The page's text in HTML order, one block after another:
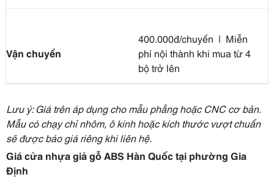
Vận chuyển
400.000đ/chuyến | Miễn
phí nội thành khi mua từ 4
bộ trở lên
Lưu ý: Giá trên áp dụng cho mẫu phẳng hoặc CNC cơ bản.
Mẫu có chạy chỉ nhôm, ô kính hoặc kích thước vượt chuẩn
sẽ được báo giá riêng khi liên hệ.
Giá cửa nhựa giả gỗ ABS Hàn Quốc tại phường Gia
Định